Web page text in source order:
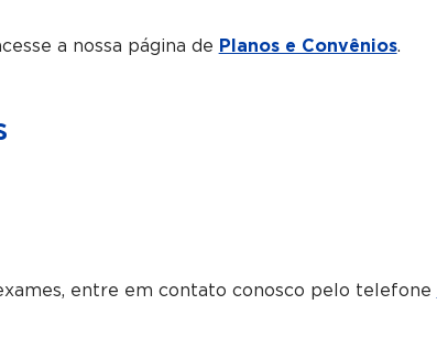
a nossa página de Planos e Convênios.
entre em contato conosco pelo telefone